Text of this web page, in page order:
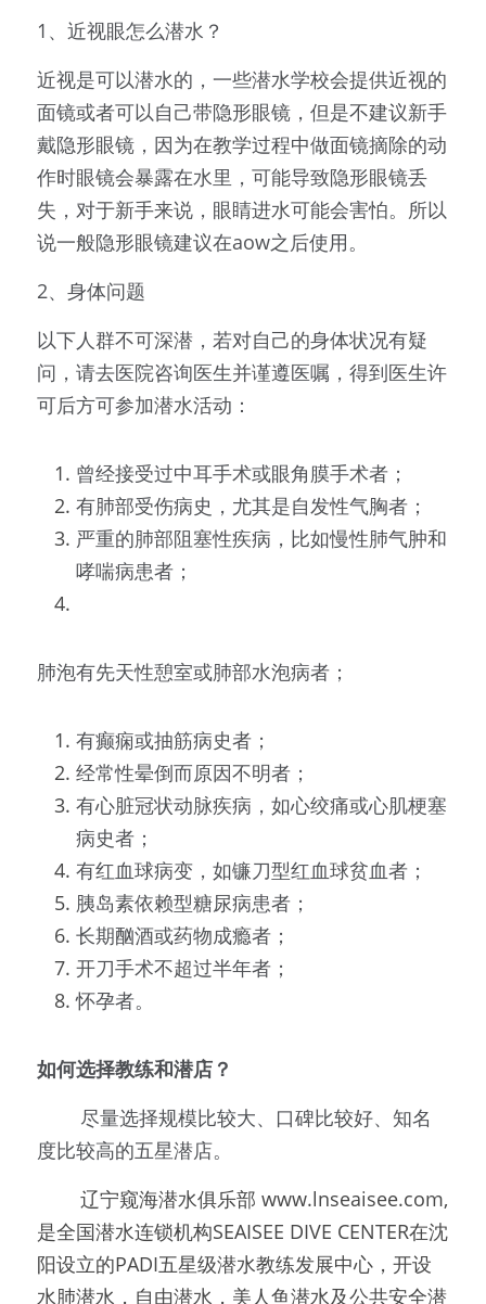
1、近视眼怎么潜水？
近视是可以潜水的，一些潜水学校会提供近视的
面镜或者可以自己带隐形眼镜，但是不建议新手
戴隐形眼镜，因为在教学过程中做面镜摘除的动
作时眼镜会暴露在水里，可能导致隐形眼镜丢
失，对于新手来说，眼睛进水可能会害怕。所以
说一般隐形眼镜建议在aow之后使用。
2、身体问题
以下人群不可深潜，若对自己的身体状况有疑
问，请去医院咨询医生并谨遵医嘱，得到医生许
可后方可参加潜水活动：
曾经接受过中耳手术或眼角膜手术者；
有肺部受伤病史，尤其是自发性气胸者；
严重的肺部阻塞性疾病，比如慢性肺气肿和
哮喘病患者；
肺泡有先天性憩室或肺部水泡病者；
有癫痫或抽筋病史者；
经常性晕倒而原因不明者；
有心脏冠状动脉疾病，如心绞痛或心肌梗塞
病史者；
有红血球病变，如镰刀型红血球贫血者；
胰岛素依赖型糖尿病患者；
长期酗酒或药物成瘾者；
开刀手术不超过半年者；
怀孕者。
如何选择教练和潜店？
度比较高的五星潜店。
是全国潜水连锁机构SEAISEE DIVE CENTER在沈
阳设立的PADI五星级潜水教练发展中心，开设
水肺潜水，自由潜水，美人鱼潜水及公共安全潜